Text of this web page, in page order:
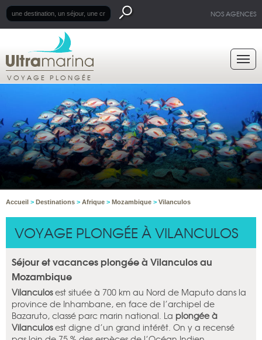
NOS AGENCES
VOYAGE PLONGÉE
Accueil > Destinations > Afrique > Mozambique > Vilanculos
VOYAGE PLONGÉE À VILANCULOS
Séjour et vacances plongée à Vilanculos au
Mozambique
Vilanculosest située à 700 km au Nord de Maputo dans la
province de Inhambane, en face de l’archipel de
Bazaruto, classé parc marin national. La plongée à
Vilanculosest digne d’un grand intérêt. On y a recensé